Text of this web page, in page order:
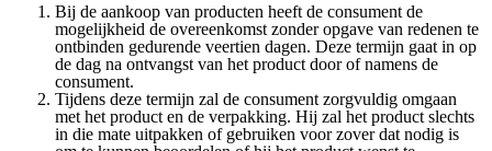
Bij de aankoop van producten heeft de consument de
mogelijkheid de overeenkomst zonder opgave van redenen te
ontbinden gedurende veertien dagen. Deze termijn gaat in op
de dag na ontvangst van het product door of namens de
consument.
Tijdens deze termijn zal de consument zorgvuldig omgaan
met het product en de verpakking. Hij zal het product slechts
in die mate uitpakken of gebruiken voor zover dat nodig is